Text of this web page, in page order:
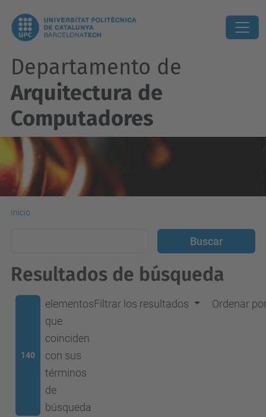
Departamento de
Arquitectura de
Computadores
Inicio
Resultados de búsqueda
140
elementos
que
coinciden
con sus
términos
de
búsqueda
Filtrar los resultados Ordenar